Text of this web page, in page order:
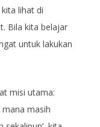
lihat di
Bila kita belajar
untuk lakukan
misi utama:
masih